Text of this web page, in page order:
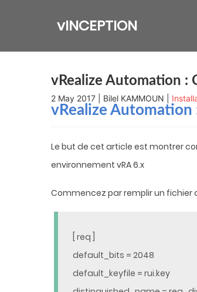
vINCEPTION
vRealize Automation :
2 May 2017 | Bilel KAMMOUN |
vRealize Automation
Le but de cet article est montrer
environnement vRA 6.x
Commencez par remplir un fichier
[ req ]
default_bits = 2048
default_keyfile = rui.key